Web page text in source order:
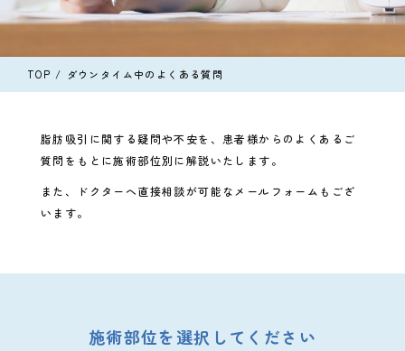
TOP ダウンタイム中のよくある質問
脂肪吸引に関する疑問や不安を、患者様からのよくあるご
質問をもとに施術部位別に解説いたします。
また、ドクターへ直接相談が可能なメールフォームもござ
います。
施術部位を選択してください